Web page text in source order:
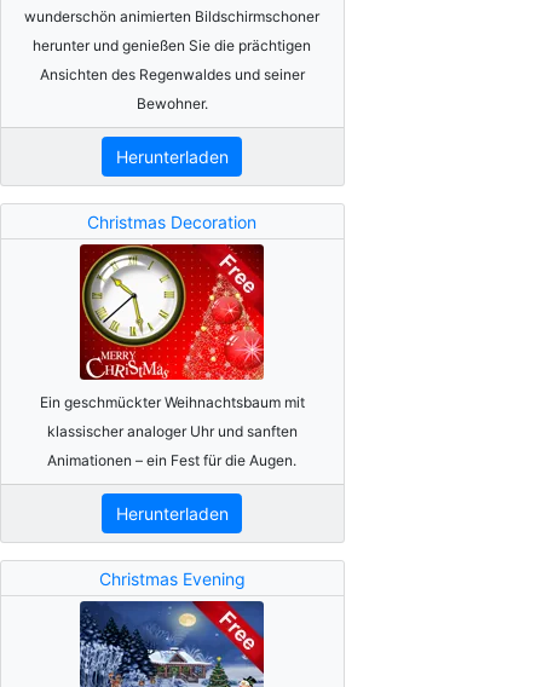
wunderschön animierten Bildschirmschoner
herunter und genießen Sie die prächtigen
Ansichten des Regenwaldes und seiner
Bewohner.
Herunterladen
Christmas Decoration
Ein geschmückter Weihnachtsbaum mit
klassischer analoger Uhr und sanften
Animationen – ein Fest für die Augen.
Herunterladen
Christmas Evening